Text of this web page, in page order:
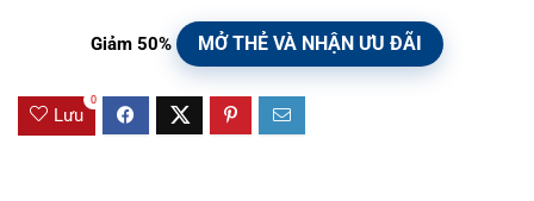
Giảm 50% MỞ THẺ VÀ NHẬN ƯU ĐÃI
Lưu
0